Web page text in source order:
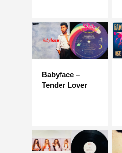
Babyface –
Tender Lover